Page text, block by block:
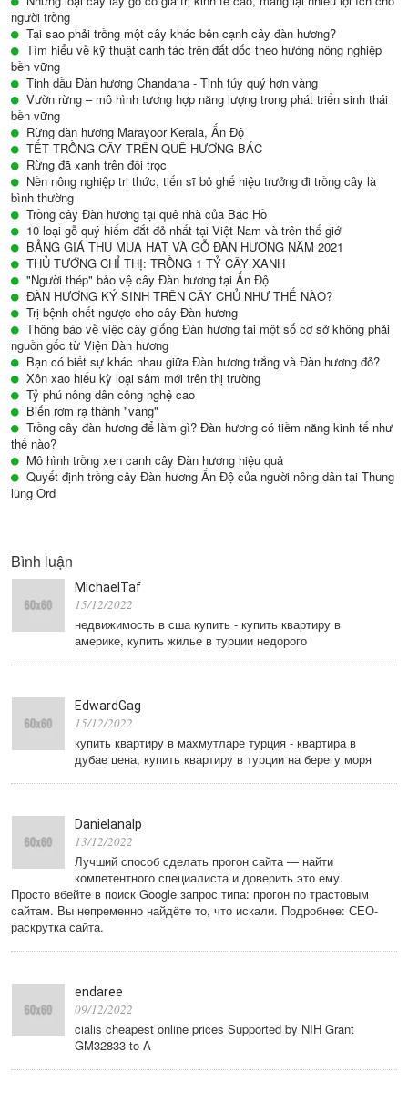
người trồng
Tại sao phải trồng một cây khác bên cạnh cây đàn hương?
Tìm hiểu về kỹ thuật canh tác trên đất dốc theo hướng nông nghiệp
bền vững
Tinh dầu Đàn hương Chandana - Tinh túy quý hơn vàng
Vườn rừng – mô hình tương hợp năng lượng trong phát triển sinh thái
bền vững
Rừng đàn hương Marayoor Kerala, Ấn Độ
TẾT TRỒNG CÂY TRÊN QUÊ HƯƠNG BÁC
Rừng đã xanh trên đồi trọc
Nền nông nghiệp tri thức, tiến sĩ bỏ ghế hiệu trưởng đi trồng cây là
bình thường
Trồng cây Đàn hương tại quê nhà của Bác Hồ
10 loại gỗ quý hiếm đắt đỏ nhất tại Việt Nam và trên thế giới
BẢNG GIÁ THU MUA HẠT VÀ GỖ ĐÀN HƯƠNG NĂM 2021
THỦ TƯỚNG CHỈ THỊ: TRỒNG 1 TỶ CÂY XANH
"Người thép" bảo vệ cây Đàn hương tại Ấn Độ
ĐÀN HƯƠNG KÝ SINH TRÊN CÂY CHỦ NHƯ THẾ NÀO?
Trị bệnh chết ngược cho cây Đàn hương
Thông báo về việc cây giống Đàn hương tại một số cơ sở không phải
nguồn gốc từ Viện Đàn hương
Bạn có biết sự khác nhau giữa Đàn hương trắng và Đàn hương đỏ?
Xôn xao hiếu kỳ loại sâm mới trên thị trường
Tỷ phú nông dân công nghệ cao
Biến rơm rạ thành "vàng"
Trồng cây đàn hương để làm gì? Đàn hương có tiềm năng kinh tế như
thế nào?
Mô hình trồng xen canh cây Đàn hương hiệu quả
Quyết định trồng cây Đàn hương Ấn Độ của người nông dân tại Thung
lũng Ord
Bình luận
MichaelTaf
15/12/2022
недвижимость в сша купить - купить квартиру в
америке, купить жилье в турции недорого
EdwardGag
15/12/2022
купить квартиру в махмутларе турция - квартира в
дубае цена, купить квартиру в турции на берегу моря
Danielanalp
13/12/2022
Лучший способ сделать прогон сайта — найти
компетентного специалиста и доверить это ему.
Просто вбейте в поиск Google запрос типа: прогон по трастовым
сайтам. Вы непременно найдёте то, что искали. Подробнее: СЕО-
раскрутка сайта.
endaree
09/12/2022
cialis cheapest online prices Supported by NIH Grant
GM32833 to A